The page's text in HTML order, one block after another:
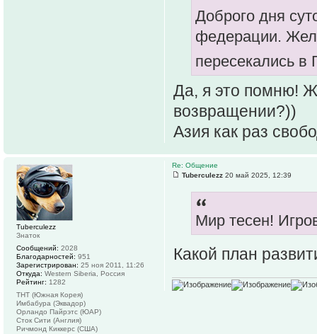
Доброго дня
федерации.
пересекались в
Да, я это помню!
возвращении?))
Азия как раз
Re: Общение
Tuberculezz 20 май 2025, 12:39
Мир тесен!
Какой план
Tuberculezz
Знаток
Сообщений: 2028
Благодарностей: 951
Зарегистрирован: 25 ноя 2011, 11:26
Откуда: Western Siberia, Россия
Рейтинг: 1282
ТНТ (Южная Корея)
Имбабура (Эквадор)
Орландо Пайрэтс (ЮАР)
Сток Сити (Англия)
Ричмонд Киккерс (США)